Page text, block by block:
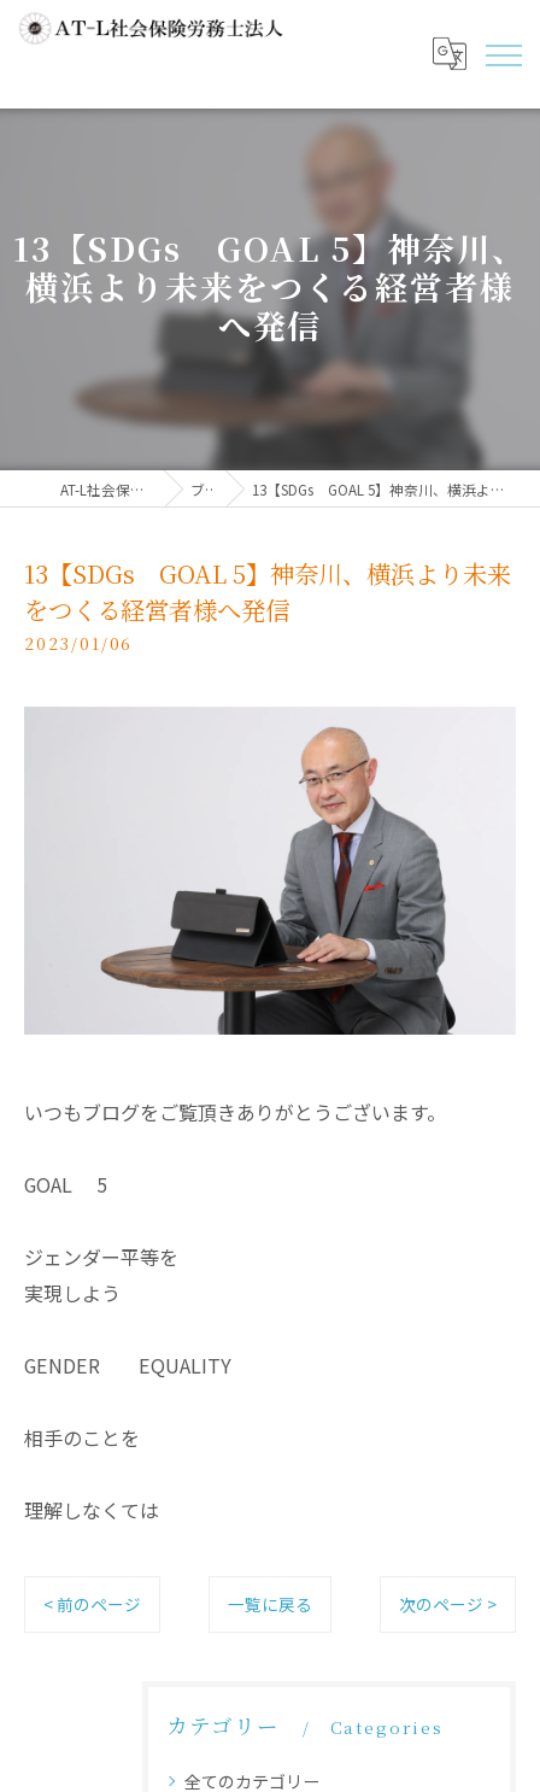
13【SDGs GOAL 5】神奈川、
横浜より未来をつくる経営者様
へ発信
AT-L社会保険労務士法人 ブログ 13【SDGs GOAL 5】神奈川、横浜より未来をつくる経営者様へ発信
13【SDGs GOAL 5】神奈川、横浜より未来
をつくる経営者様へ発信
2023/01/06
いつもブログをご覧頂きありがとうございます。
GOAL 5
ジェンダー平等を
実現しよう
GENDER EQUALITY
相手のことを
理解しなくては
< 前のページ 一覧に戻る 次のページ >
カテゴリー Categories
全てのカテゴリー